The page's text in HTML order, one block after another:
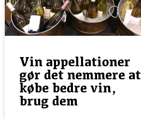
Vin appellationer
gør det nemmere at
købe bedre vin,
brug dem